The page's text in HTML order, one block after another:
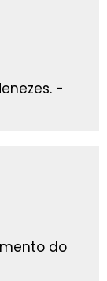
-
do